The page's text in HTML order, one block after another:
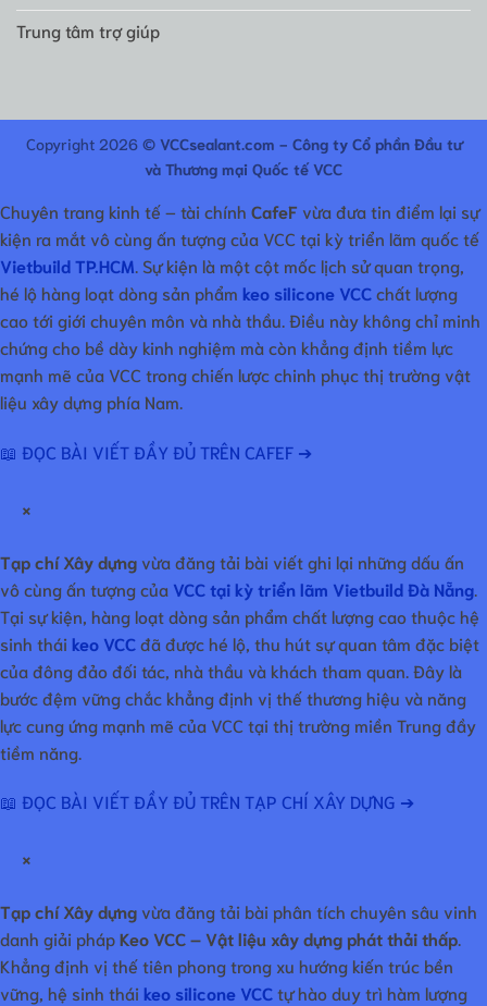
Trung tâm trợ giúp
Copyright 2026 © VCCsealant.com - Công ty Cổ phần Đầu tư
và Thương mại Quốc tế VCC
Chuyên trang kinh tế – tài chính CafeFvừa đưa tin điểm lại sự
kiện ra mắt vô cùng ấn tượng của VCC tại kỳ triển lãm quốc tế
Vietbuild TP.HCM. Sự kiện là một cột mốc lịch sử quan trọng,
hé lộ hàng loạt dòng sản phẩm keo silicone VCCchất lượng
cao tới giới chuyên môn và nhà thầu. Điều này không chỉ minh
chứng cho bề dày kinh nghiệm mà còn khẳng định tiềm lực
mạnh mẽ của VCC trong chiến lược chinh phục thị trường vật
liệu xây dựng phía Nam.
📖 ĐỌC BÀI VIẾT ĐẦY ĐỦ TRÊN CAFEF ➔
×
Tạp chí Xây dựngvừa đăng tải bài viết ghi lại những dấu ấn
vô cùng ấn tượng của VCC tại kỳ triển lãm Vietbuild Đà Nẵng
Tại sự kiện, hàng loạt dòng sản phẩm chất lượng cao thuộc hệ
sinh thái keo VCC đã được hé lộ, thu hút sự quan tâm đặc biệt
của đông đảo đối tác, nhà thầu và khách tham quan. Đây là
bước đệm vững chắc khẳng định vị thế thương hiệu và năng
lực cung ứng mạnh mẽ của VCC tại thị trường miền Trung đầy
tiềm năng.
📖 ĐỌC BÀI VIẾT ĐẦY ĐỦ TRÊN TẠP CHÍ XÂY DỰNG ➔
×
Tạp chí Xây dựngvừa đăng tải bài phân tích chuyên sâu vinh
danh giải phápKeo VCC – Vật liệu xây dựng phát thải thấp
Khẳng định vị thế tiên phong trong xu hướng kiến trúc bền
vững, hệ sinh thái keo silicone VCC tự hào duy trì hàm lượng